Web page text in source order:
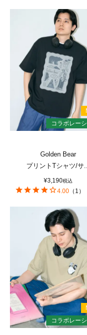
Golden Bear
プリントTシャツ/サ...
¥3,190税込
4.00 （ 1 ）